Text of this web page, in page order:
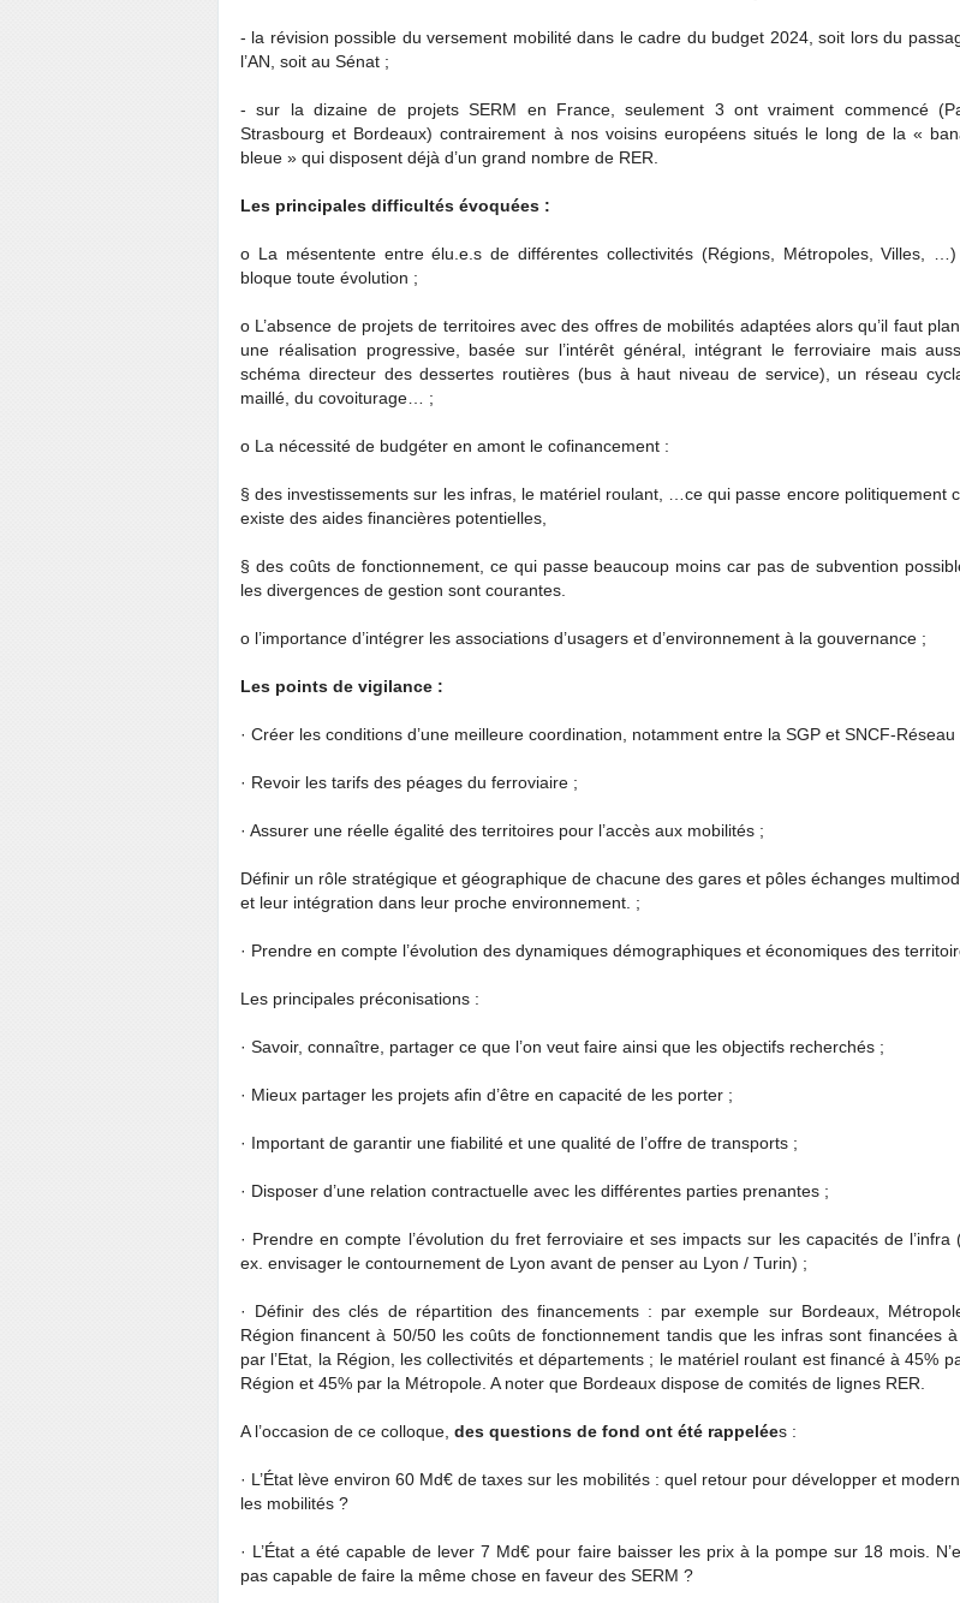
- la révision possible du versement mobilité dans le cadre du budget 2024, soit lors du
l’AN, soit au Sénat ;
- sur la dizaine de projets SERM en France, seulement 3 ont vraiment commencé
Strasbourg et Bordeaux) contrairement à nos voisins européens situés le long de la «
bleue » qui disposent déjà d’un grand nombre de RER.
Les principales difficultés évoquées :
o La mésentente entre élu.e.s de différentes collectivités (Régions, Métropoles, Villes,
bloque toute évolution ;
o L’absence de projets de territoires avec des offres de mobilités adaptées alors qu’il faut
une réalisation progressive, basée sur l’intérêt général, intégrant le ferroviaire mais
schéma directeur des dessertes routières (bus à haut niveau de service), un réseau
maillé, du covoiturage… ;
o La nécessité de budgéter en amont le cofinancement :
§ des investissements sur les infras, le matériel roulant, …ce qui passe encore politiquement
existe des aides financières potentielles,
§ des coûts de fonctionnement, ce qui passe beaucoup moins car pas de subvention
les divergences de gestion sont courantes.
o l’importance d’intégrer les associations d’usagers et d’environnement à la gouvernance ;
Les points de vigilance :
· Créer les conditions d’une meilleure coordination, notamment entre la SGP et SNCF-Réseau
· Revoir les tarifs des péages du ferroviaire ;
· Assurer une réelle égalité des territoires pour l’accès aux mobilités ;
Définir un rôle stratégique et géographique de chacune des gares et pôles échanges
et leur intégration dans leur proche environnement. ;
· Prendre en compte l’évolution des dynamiques démographiques et économiques des
Les principales préconisations :
· Savoir, connaître, partager ce que l’on veut faire ainsi que les objectifs recherchés ;
· Mieux partager les projets afin d’être en capacité de les porter ;
· Important de garantir une fiabilité et une qualité de l’offre de transports ;
· Disposer d’une relation contractuelle avec les différentes parties prenantes ;
· Prendre en compte l’évolution du fret ferroviaire et ses impacts sur les capacités de l’infra
ex. envisager le contournement de Lyon avant de penser au Lyon / Turin) ;
· Définir des clés de répartition des financements : par exemple sur Bordeaux,
Région financent à 50/50 les coûts de fonctionnement tandis que les infras sont financées
par l’Etat, la Région, les collectivités et départements ; le matériel roulant est financé à 45%
Région et 45% par la Métropole. A noter que Bordeaux dispose de comités de lignes RER.
A l’occasion de ce colloque, des questions de fond ont été rappelées :
· L’État lève environ 60 Md€ de taxes sur les mobilités : quel retour pour développer et
les mobilités ?
· L’État a été capable de lever 7 Md€ pour faire baisser les prix à la pompe sur 18 mois.
pas capable de faire la même chose en faveur des SERM ?